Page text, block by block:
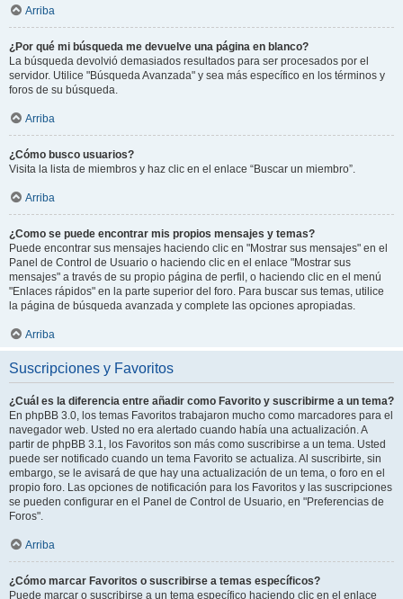
Arriba
¿Por qué mi búsqueda me devuelve una página en blanco?
La búsqueda devolvió demasiados resultados para ser procesados por el
servidor. Utilice "Búsqueda Avanzada" y sea más específico en los términos y
foros de su búsqueda.
Arriba
¿Cómo busco usuarios?
Visita la lista de miembros y haz clic en el enlace “Buscar un miembro”.
Arriba
¿Como se puede encontrar mis propios mensajes y temas?
Puede encontrar sus mensajes haciendo clic en "Mostrar sus mensajes" en el
Panel de Control de Usuario o haciendo clic en el enlace "Mostrar sus
mensajes" a través de su propio página de perfil, o haciendo clic en el menú
"Enlaces rápidos" en la parte superior del foro. Para buscar sus temas, utilice
la página de búsqueda avanzada y complete las opciones apropiadas.
Arriba
Suscripciones y Favoritos
¿Cuál es la diferencia entre añadir como Favorito y suscribirme a un tema?
En phpBB 3.0, los temas Favoritos trabajaron mucho como marcadores para el
navegador web. Usted no era alertado cuando había una actualización. A
partir de phpBB 3.1, los Favoritos son más como suscribirse a un tema. Usted
puede ser notificado cuando un tema Favorito se actualiza. Al suscribirte, sin
embargo, se le avisará de que hay una actualización de un tema, o foro en el
propio foro. Las opciones de notificación para los Favoritos y las suscripciones
se pueden configurar en el Panel de Control de Usuario, en "Preferencias de
Foros".
Arriba
¿Cómo marcar Favoritos o suscribirse a temas específicos?
Puede marcar o suscribirse a un tema específico haciendo clic en el enlace